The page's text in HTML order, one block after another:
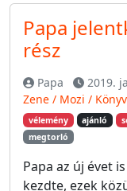
Papa
rész
Papa 2019.
Zene / Mozi / Könyv
vélemény ajánló
megtorló
Papa az új évet
kezdte, ezek